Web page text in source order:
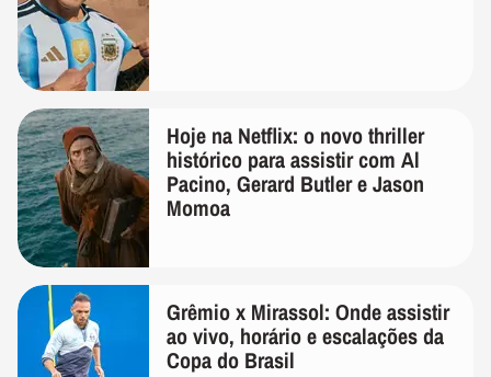
Hoje na Netflix: o novo thriller
histórico para assistir com Al
Pacino, Gerard Butler e Jason
Momoa
Grêmio x Mirassol: Onde assistir
ao vivo, horário e escalações da
Copa do Brasil